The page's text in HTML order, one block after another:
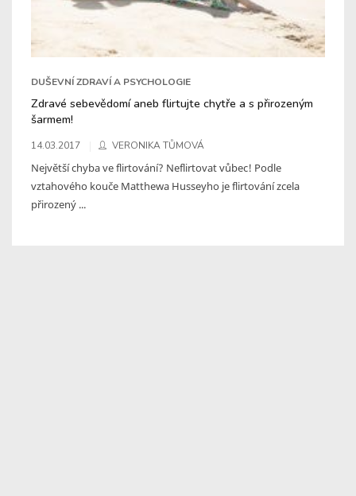
DUŠEVNÍ ZDRAVÍ A PSYCHOLOGIE
Zdravé sebevědomí aneb flirtujte chytře a s přirozeným
šarmem!
14.03.2017 VERONIKA TŮMOVÁ
Největší chyba ve flirtování? Neflirtovat vůbec! Podle
vztahového kouče Matthewa Husseyho je flirtování zcela
přirozený ...